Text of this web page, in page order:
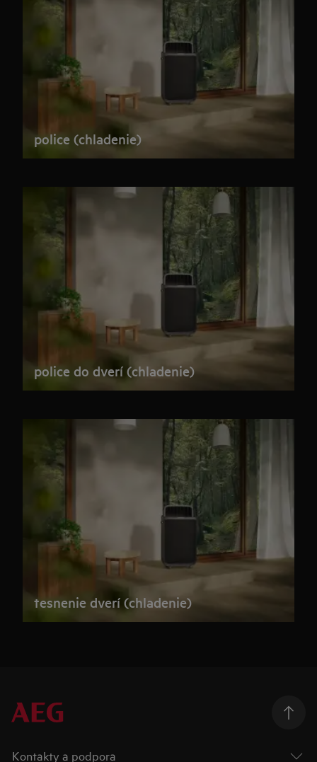
police (chladenie)
police do dverí (chladenie)
tesnenie dverí (chladenie)
Kontakty a podpora